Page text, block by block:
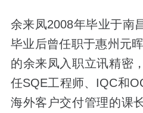
余来凤2008年毕业于南
毕业后曾任职于惠州元
的余来凤入职立讯精密
任SQE工程师、IQC和
海外客户交付管理的课